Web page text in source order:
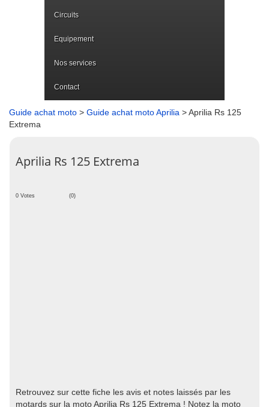
Circuits
Equipement
Nos services
Contact
Guide achat moto > Guide achat moto Aprilia > Aprilia Rs 125
Extrema
Aprilia Rs 125 Extrema
0 Votes (0)
Retrouvez sur cette fiche les avis et notes laissés par les
motards sur la moto Aprilia Rs 125 Extrema ! Notez la moto